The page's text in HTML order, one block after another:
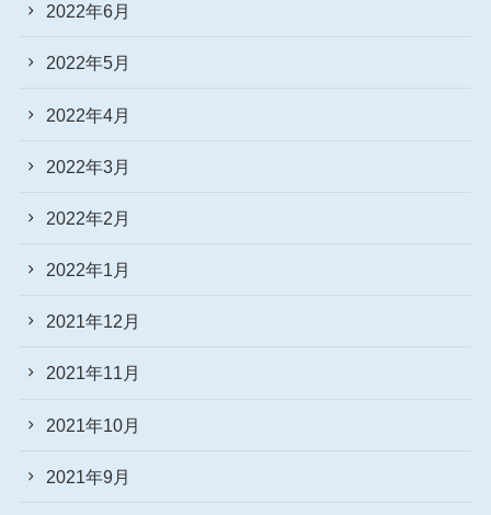
2022年6月
2022年5月
2022年4月
2022年3月
2022年2月
2022年1月
2021年12月
2021年11月
2021年10月
2021年9月